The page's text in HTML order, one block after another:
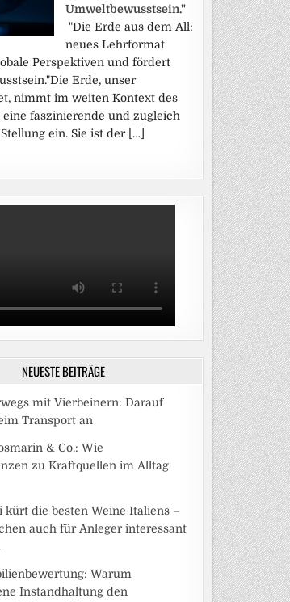
Umweltbewusstsein."
"Die Erde aus dem All:
neues Lehrformat
Perspektiven und fördert
Erde, unser
nimmt im weiten Kontext des
faszinierende und zugleich
ein. Sie ist der […]
NEUESTE BEITRÄGE
mit Vierbeinern: Darauf
Transport an
& Co.: Wie
zu Kraftquellen im Alltag
kürt die besten Weine Italiens –
auch für Anleger interessant
Warum
Instandhaltung den